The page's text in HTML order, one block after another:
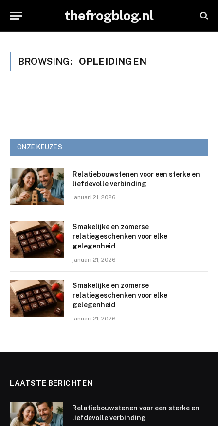
thefrogblog.nl
BROWSING: OPLEIDINGEN
ONZE KEUZES
Relatiebouwstenen voor een sterke en
liefdevolle verbinding
januari 21, 2026
Smakelijke en zomerse
relatiegeschenken voor elke
gelegenheid
januari 21, 2026
Smakelijke en zomerse
relatiegeschenken voor elke
gelegenheid
januari 21, 2026
LAATSTE BERICHTEN
Relatiebouwstenen voor een sterke en
liefdevolle verbinding